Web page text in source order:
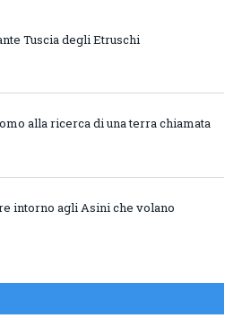
Tuscia degli Etruschi
alla ricerca di una terra chiamata
intorno agli Asini che volano